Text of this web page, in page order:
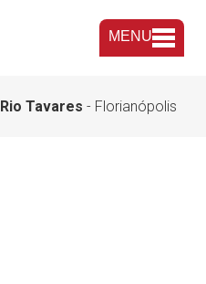
MENU
Rio Tavares - Florianópolis